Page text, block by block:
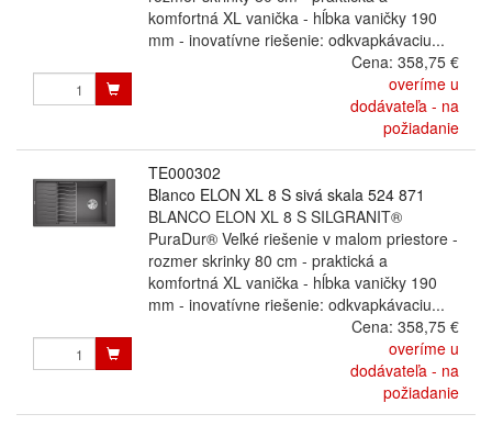
komfortná XL vanička - hĺbka vaničky 190
mm - inovatívne riešenie: odkvapkávaciu...
Cena: 358,75 €
overíme u
dodávateľa - na
požiadanie
TE000302
Blanco ELON XL 8 S sivá skala 524 871
BLANCO ELON XL 8 S SILGRANIT®
PuraDur® Veľké riešenie v malom priestore -
rozmer skrinky 80 cm - praktická a
komfortná XL vanička - hĺbka vaničky 190
mm - inovatívne riešenie: odkvapkávaciu...
Cena: 358,75 €
overíme u
dodávateľa - na
požiadanie